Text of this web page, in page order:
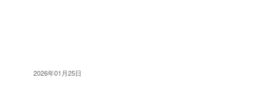
2026年01月25日